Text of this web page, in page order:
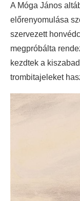
A Móga János
előrenyomulása
szervezett
megpróbálta
kezdtek a
trombitajeleket